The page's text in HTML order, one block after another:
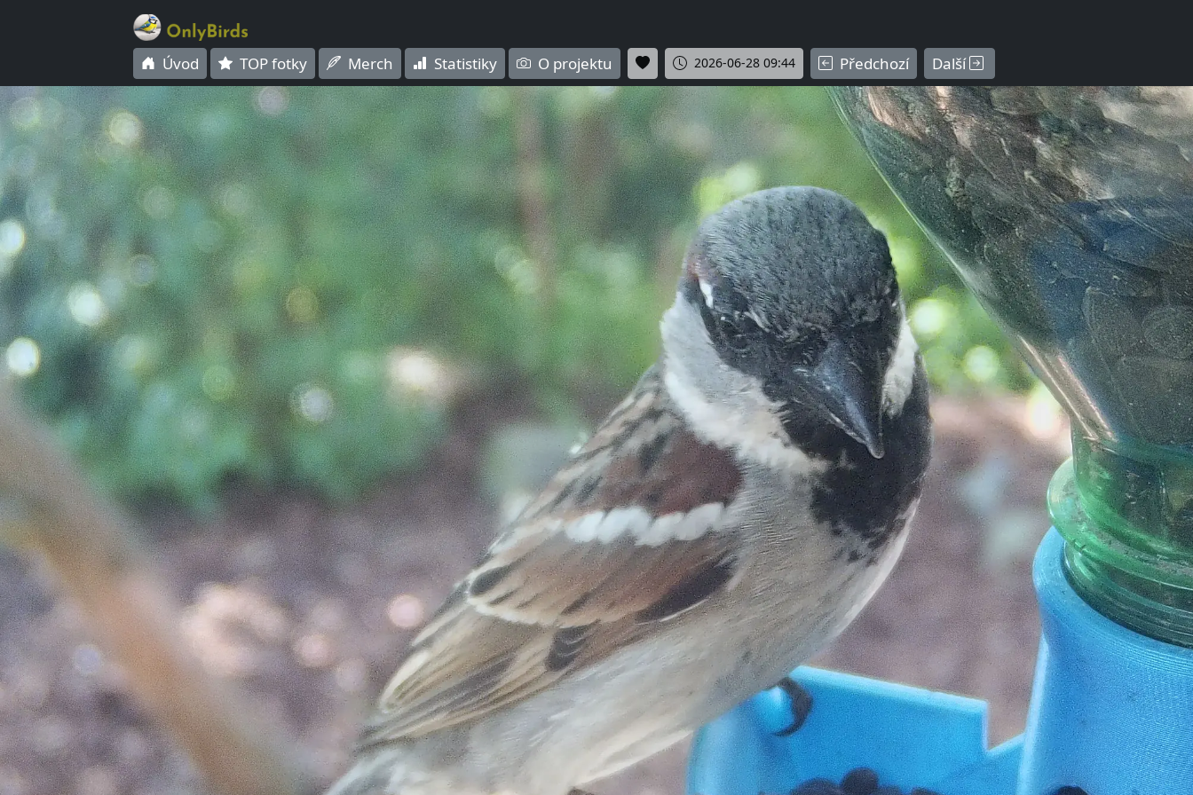
Úvod TOP fotky Merch Statistiky O projektu 2026-06-28 09:44 Předchozí Další